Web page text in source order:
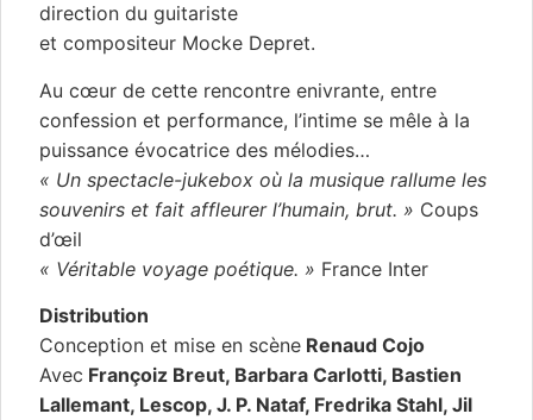
direction du guitariste
et compositeur Mocke Depret.
Au cœur de cette rencontre enivrante, entre
confession et performance, l’intime se mêle à la
puissance évocatrice des mélodies…
« Un spectacle-jukebox où la musique rallume les
souvenirs et fait affleurer l’humain, brut. » Coups
d’œil
« Véritable voyage poétique. » France Inter
Distribution
Conception et mise en scène Renaud Cojo
Avec Françoiz Breut, Barbara Carlotti, Bastien
Lallemant, Lescop, J. P. Nataf, Fredrika Stahl, Jil